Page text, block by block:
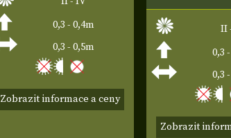
0,3 - 0,4m
0,3 - 0,5m
Zobrazit informace a ceny
II
0,3
0,3
Zobrazit